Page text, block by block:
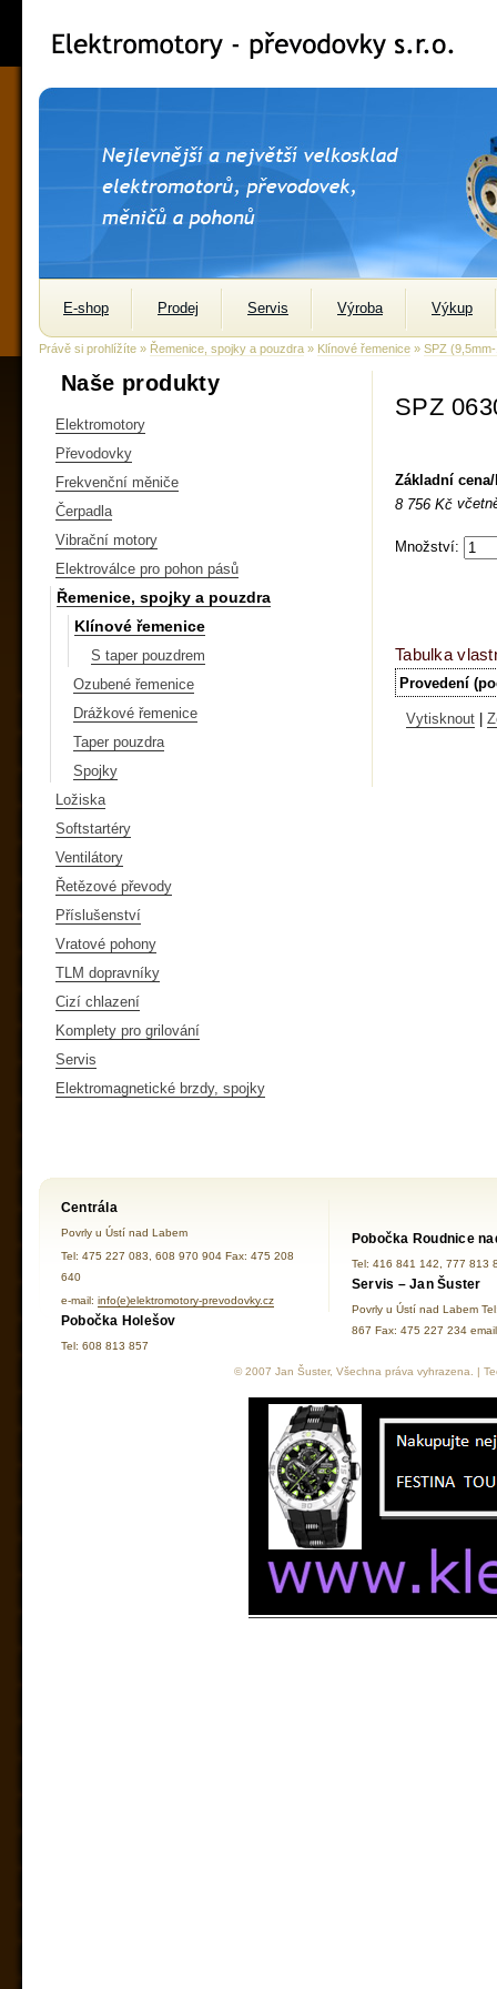
E-shop Prodej Servis Výroba Výkup
Právě si prohlížíte » Řemenice, spojky a pouzdra » Klínové řemenice » SPZ
Naše produkty
Elektromotory
Převodovky
Frekvenční měniče
Čerpadla
Vibrační motory
Elektroválce pro pohon pásů
Řemenice, spojky a pouzdra
Klínové řemenice
S taper pouzdrem
Ozubené řemenice
Drážkové řemenice
Taper pouzdra
Spojky
Ložiska
Softstartéry
Ventilátory
Řetězové převody
Příslušenství
Vratové pohony
TLM dopravníky
Cizí chlazení
Komplety pro grilování
Servis
Elektromagnetické brzdy, spojky
SPZ
Základní
8 756 Kč
Množství:
Tabulka
Provedení
Vytisknout
Centrála
Povrly u Ústí nad Labem
Tel: 475 227 083, 608 970 904 Fax: 475 208
640
e-mail: info(e)elektromotory-prevodovky.cz
Pobočka Holešov
Tel: 608 813 857
Pobočka Roudnice
Tel: 416 841 142, 777 813
Servis – Jan Šuster
Povrly u Ústí nad Labem
867 Fax: 475 227 234
© 2007 Jan Šuster, Všechna práva vyhrazena. |